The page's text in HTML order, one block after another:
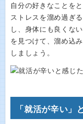
自分の好きなことを
ストレスを溜め過ぎ
し、身体にも良くな
を見つけて、溜め込
しましょう。
「就活が辛い」